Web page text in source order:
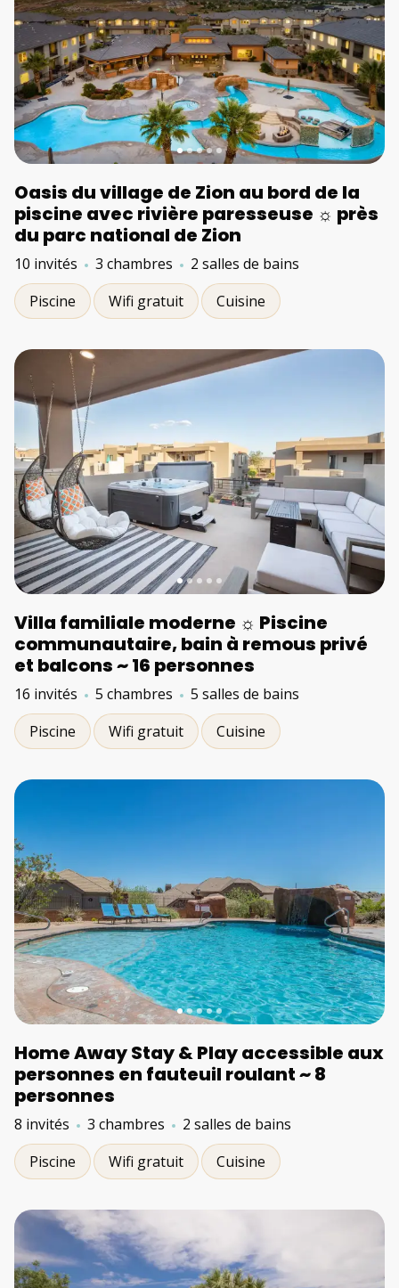
Oasis du village de Zion au bord de la
piscine avec rivière paresseuse ☼ près
du parc national de Zion
10 invités 3 chambres
2 salles de bains
Piscine
Wifi gratuit Cuisine
Villa familiale moderne ☼ Piscine
communautaire, bain à remous privé
et balcons ~ 16 personnes
16 invités 5 chambres
5 salles de bains
Piscine
Wifi gratuit Cuisine
Home Away Stay & Play accessible aux
personnes en fauteuil roulant ~ 8
personnes
8 invités 3 chambres
2 salles de bains
Piscine
Wifi gratuit Cuisine